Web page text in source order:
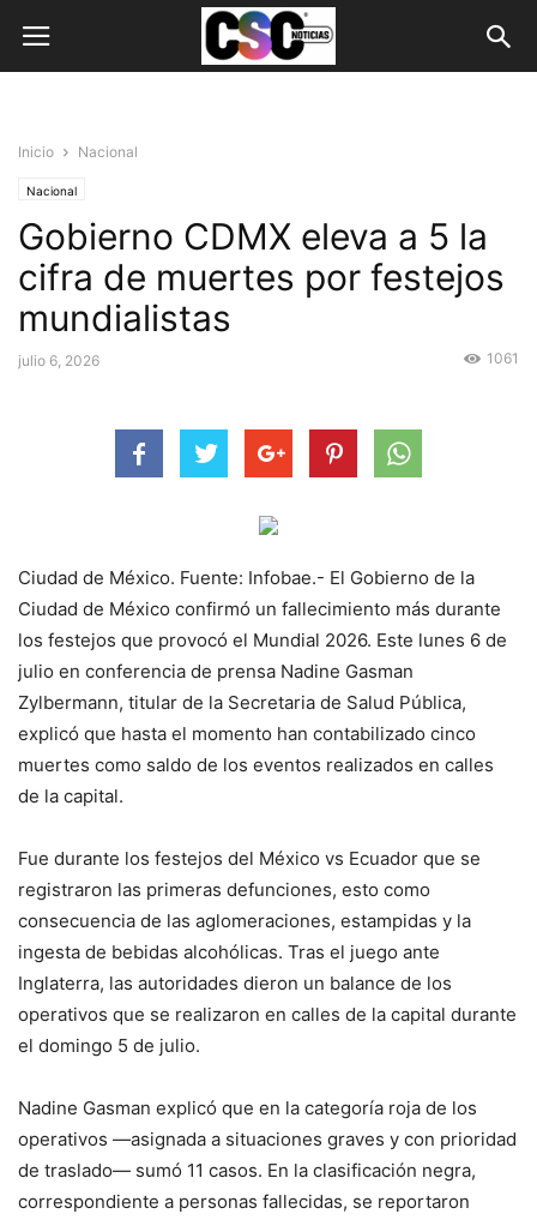
Inicio Nacional
Nacional
Gobierno CDMX eleva a 5 la
cifra de muertes por festejos
mundialistas
julio 6, 2026 1061
Ciudad de México. Fuente: Infobae.- El Gobierno de la
Ciudad de México confirmó un fallecimiento más durante
los festejos que provocó el Mundial 2026. Este lunes 6 de
julio en conferencia de prensa Nadine Gasman
Zylbermann, titular de la Secretaria de Salud Pública,
explicó que hasta el momento han contabilizado cinco
muertes como saldo de los eventos realizados en calles
de la capital.
Fue durante los festejos del México vs Ecuador que se
registraron las primeras defunciones, esto como
consecuencia de las aglomeraciones, estampidas y la
ingesta de bebidas alcohólicas. Tras el juego ante
Inglaterra, las autoridades dieron un balance de los
operativos que se realizaron en calles de la capital durante
el domingo 5 de julio.
Nadine Gasman explicó que en la categoría roja de los
operativos —asignada a situaciones graves y con prioridad
de traslado— sumó 11 casos. En la clasificación negra,
correspondiente a personas fallecidas, se reportaron